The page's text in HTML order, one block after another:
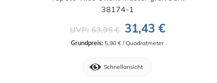
38174-1
UVP: 63,95 € 31,43 €
Grundpreis: 5,90 € / Quadratmeter
Schnellansicht